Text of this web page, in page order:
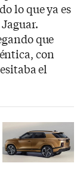
lo que ya es
que
con
el